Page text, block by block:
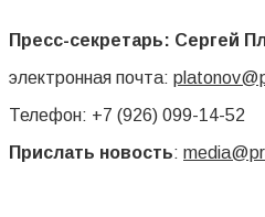
Пресс-секретарь: Сергей
электронная почта:
Телефон: +7 (926) 099-14-52
Прислать новость: